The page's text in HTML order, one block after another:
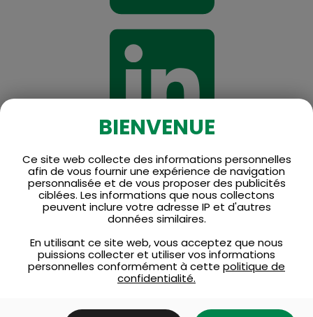
RETOUR
BIENVENUE
Ce site web collecte des informations personnelles
afin de vous fournir une expérience de navigation
personnalisée et de vous proposer des publicités
ciblées. Les informations que nous collectons
peuvent inclure votre adresse IP et d'autres
données similaires.
En utilisant ce site web, vous acceptez que nous
puissions collecter et utiliser vos informations
personnelles conformément à cette politique de
confidentialité.